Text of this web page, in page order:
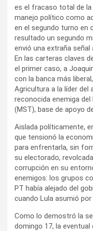
es el fracaso total de
manejo político como
en el segundo turno en
resultado un segundo
envió una extraña
En las carteras claves
el primer caso, a
con la banca más
Agricultura a la líder del
reconocida enemiga
(MST), base de apoyo
Aislada políticamente,
que tensionó la
para enfrentarla, sin
su electorado,
corrupción en su
enemigos: los grupos
PT había alejado del
cuando Lula asumió
Como lo demostró la
domingo 17, la